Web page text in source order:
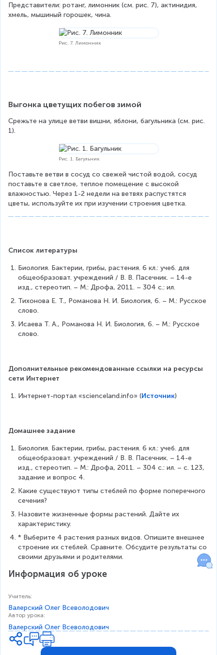
Представители: ротанг, лимонник (см. рис. 7), актинидия,
хмель, мышиный горошек, чина.
Рис. 7. Лимонник
Выгонка цветущих побегов зимой
Срежьте на улице ветви вишни, яблони, багульника (см. рис.
1).
Рис. 1. Багульник
Поставьте ветви в сосуд со свежей чистой водой, сосуд
поставьте в светлое, теплое помещение с высокой
влажностью. Через 1-2 недели на ветвях распустятся
цветы, используйте их при изучении строения цветка.
Список литературы
Биология. Бактерии, грибы, растения. 6 кл.: учеб. для
общеобразоват. учреждений / В. В. Пасечник. – 14-е
изд., стереотип. – М.: Дрофа, 2011. – 304 с.: ил.
Тихонова Е. Т., Романова Н. И. Биология, 6. – М.: Русское
слово.
Исаева Т. А., Романова Н. И. Биология, 6. – М.: Русское
слово.
Дополнительные рекомендованные ссылки на ресурсы
сети Интернет
Интернет-портал «scienceland.info» (Источник)
Домашнее задание
Биология. Бактерии, грибы, растения. 6 кл.: учеб. для
общеобразоват. учреждений / В. В. Пасечник. – 14-е
изд., стереотип. – М.: Дрофа, 2011. – 304 с.: ил. – с. 123,
задание и вопрос 4.
Какие существуют типы стеблей по форме поперечного
сечения?
Назовите жизненные формы растений. Дайте их
характеристику.
* Выберите 4 растения разных видов. Опишите внешнее
строение их стеблей. Сравните. Обсудите результаты со
своими друзьями и родителями.
Информация об уроке
Учитель:
Валерский Олег Всевoлодович
Автор урока:
Валерский Олег Всевoлодович